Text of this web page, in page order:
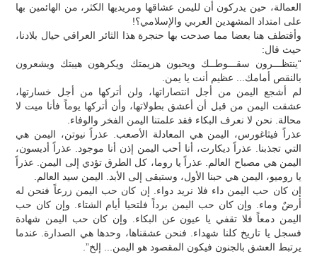
العمالة، حين يدركون أن لليمن عشاقها ومريديها الكثر، من الهائمين بها
على امتداد المشهدين العربي والإسلامي؟!
وأقتطف هنا بعضا مما صدحت بها حنجرة هذا الثائر العراقي حيال بلادنا،
حيث قال:
“ينتظـــرون سقـــوطــك ويحبون هزيمتك ويكرهون هيبتك ويشعرون
بالنقص أمامك... عظيم أنت يا يمن.
لم أشجع اليمن من أجل انتصاراتها، ولن أتركها من أجل خسارتها،
عشقت اليمن من قبل أن أعشق بطولاتها، وأن أتركها يوماً فأنا ميت لا
محالة. نحن لا نعرف البكاء فقد علمتنا اليمن الفخر والوفاء.
عذراً فيثاغورس، اليمن هي المعادلة الأصعب. عذراً نيوتن، اليمن هي
التي تجذبنا. عذراً ديكارت، أنا أحب اليمن إذن أنا موجود. عذراً أديسون،
اليمن هي مصباح العالم. عذراً يا روما، كل الطرق تؤدي إلى اليمن. عذراً
يا روميو، اليمن هي حبنا الأول، وستبقى إلى الأبد. اليمن سيد العالم.
إن كان حب اليمن داء فلا نريد دواء. إن كان حب اليمن زرعاً فنحن له
أرضٌ وماء. وإن كان حب اليمن برداً فلتحيا أيام الشتاء. وإن كان حب
اليمن دمعاً فلا تقفي يا عيون عن البكاء. وإن كان حب اليمن شهادة
فسجل يا تاريخ كلنا شهداء. فنحن عشقناها، وحدها هي الصدارة. عندما
يرتبط العشق بالجنون فيكون المقصود هو اليمن... إلخ”.